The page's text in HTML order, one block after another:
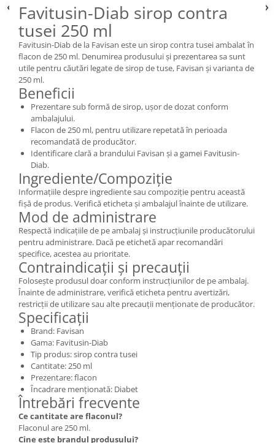
Favitusin-Diab sirop contra
tusei 250 ml
Favitusin-Diab de la Favisan este un sirop contra tusei ambalat în
flacon de 250 ml. Denumirea produsului și prezentarea sa sunt
utile pentru căutări legate de sirop de tuse, Favisan și varianta de
250 ml.
Beneficii
Prezentare sub formă de sirop, ușor de dozat conform
ambalajului.
Flacon de 250 ml, pentru utilizare repetată în perioada
recomandată de producător.
Identificare clară a brandului Favisan și a gamei Favitusin-
Diab.
Ingrediente/Compoziție
Informațiile despre ingrediente sau compoziție pentru această
fișă de produs. Verifică eticheta și ambalajul înainte de utilizare.
Mod de administrare
Respectă indicațiile de pe ambalaj și instrucțiunile producătorului
pentru administrare. Dacă pe etichetă apar recomandări
specifice, acestea au prioritate.
Contraindicații și precauții
Folosește produsul doar conform instrucțiunilor de pe ambalaj.
Înainte de administrare, verifică eticheta pentru avertizări,
restricții de utilizare sau alte precauții menționate de producător.
Specificații
Brand: Favisan
Gama: Favitusin-Diab
Tip produs: sirop contra tusei
Cantitate: 250 ml
Prezentare: flacon
Încadrare menționată: Diabet
Întrebări frecvente
Ce cantitate are flaconul?
Flaconul are 250 ml.
Cine este brandul produsului?